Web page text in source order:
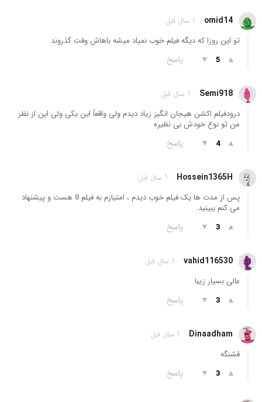
omid14 1 سال قبل
تو این روزا که دیگه فیلم خوب نمیاد میشه باهاش وقت گذروند
▲
5
▼ پاسخ
Semi918 1 سال قبل
درودفیلم اکشن هیجان انگیز زیاد دیدم ولی واقعاً این یکی ولی این از نظر
من تو نوع خودش بی نظیره
▲
4
▼ پاسخ
Hossein1365H 1 سال قبل
پس از مدت ها یک فیلم خوب دیدم ، امتیازم به فیلم 8 هست و پیشنهاد
می کنم ببینید.
▲
3
▼ پاسخ
vahid116530 1 سال قبل
عالی بسیار زیبا
▲
3
▼ پاسخ
Dinaadham 1 سال قبل
قشنگه
▲
3
▼ پاسخ